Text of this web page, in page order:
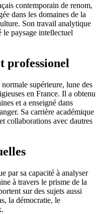
contemporain de renom,
dans les domaines de la
Son travail analytique
le paysage intellectuel
professionel
supérieure, lune des
en France. Il a obtenu
et a enseigné dans
Sa carrière académique
collaborations avec dautres
par sa capacité à analyser
à travers le prisme de la
sur des sujets aussi
la démocratie, le